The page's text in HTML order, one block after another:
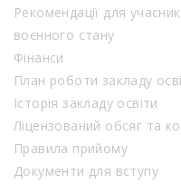
Рекомендації для
воєнного стану
Фінанси
План роботи закладу
Історія закладу освіти
Ліцензований обсяг та
Правила прийому
Документи для вступу